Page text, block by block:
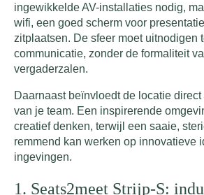
ingewikkelde AV-installaties nodig,
wifi, een goed scherm voor
zitplaatsen. De sfeer moet uitnodigen
communicatie, zonder de formaliteit
vergaderzalen.
Daarnaast beïnvloedt de locatie
van je team. Een inspirerende
creatief denken, terwijl een saaie,
remmend kan werken op innovatieve
ingevingen.
1. Seats2meet Strijp-S: